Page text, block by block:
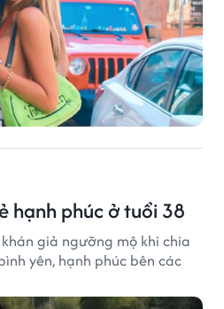
hạnh phúc ở tuổi 38
giả ngưỡng mộ khi chia
yên, hạnh phúc bên các